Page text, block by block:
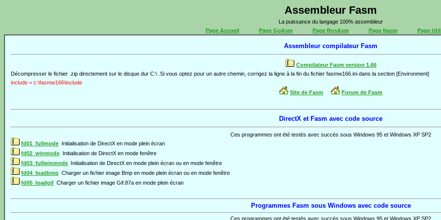
Assembleur Fasm
La puissance du langage 100% assembleur
Page Accueil
Page GoAsm Page RosAsm Page Nasm Page
Assembleur compilateur Fasm
Compilateur Fasm version 1.66
Décompresser le fichier .zip directement sur le disque dur C:\ .Si vous optez pour un autre chemin, corrigez la ligne à la fin du fichier fasmw166.ini dans la section [Environment]
include = c:\fasmw166\include
Site de Fasm
Forum de Fasm
DirectX et Fasm avec code source
Ces programmes ont été testés avec succès sous Windows 95 et Windows XP SP2
fd01_fullmode Initialisation de DirectX en mode plein écran
fd02_winmode Initialisation de DirectX en mode fenêtre
fd03_fullwinmode Initialisation de DirectX en mode plein écran ou en mode fenêtre
fd04_loadbmp Charger un fichier image Bmp en mode plein écran ou en mode fenêtre
fd05_loadgif Charger un fichier image Gif.87a en mode plein écran
Programmes Fasm sous Windows avec code source
Ces programmes ont été testés avec succès sous Windows 95 et Windows XP SP2